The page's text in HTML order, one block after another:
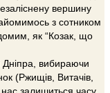
вершину
з сотником
як “Козак, що
вибираючи
(Ржищів, Витачів,